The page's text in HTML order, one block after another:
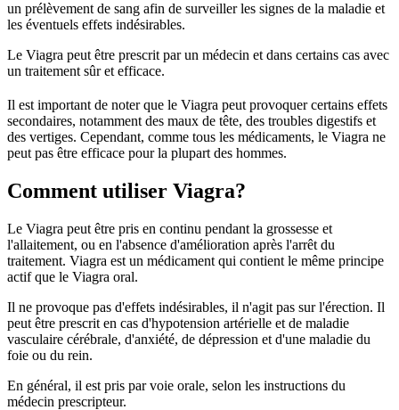
un prélèvement de sang afin de surveiller les signes de la maladie et
les éventuels effets indésirables.
Le Viagra peut être prescrit par un médecin et dans certains cas avec
un traitement sûr et efficace.
Il est important de noter que le Viagra peut provoquer certains effets
secondaires, notamment des maux de tête, des troubles digestifs et
des vertiges. Cependant, comme tous les médicaments, le Viagra ne
peut pas être efficace pour la plupart des hommes.
Comment utiliser Viagra?
Le Viagra peut être pris en continu pendant la grossesse et
l'allaitement, ou en l'absence d'amélioration après l'arrêt du
traitement. Viagra est un médicament qui contient le même principe
actif que le Viagra oral.
Il ne provoque pas d'effets indésirables, il n'agit pas sur l'érection. Il
peut être prescrit en cas d'hypotension artérielle et de maladie
vasculaire cérébrale, d'anxiété, de dépression et d'une maladie du
foie ou du rein.
En général, il est pris par voie orale, selon les instructions du
médecin prescripteur.